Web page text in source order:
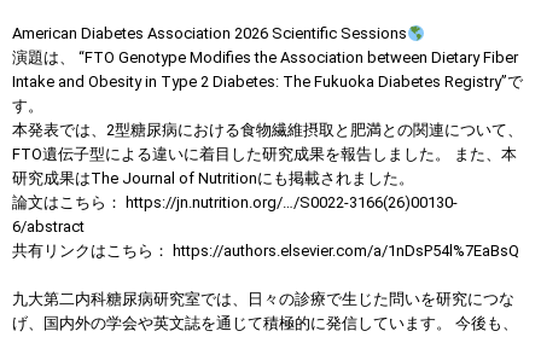
American Diabetes Association 2026 Scientific Sessions
演題は、 “FTO Genotype Modifies the Association between Dietary Fiber
Intake and Obesity in Type 2 Diabetes: The Fukuoka Diabetes Registry”で
す。
本発表では、2型糖尿病における食物繊維摂取と肥満との関連について、
FTO遺伝子型による違いに着目した研究成果を報告しました。 また、本
研究成果はThe Journal of Nutritionにも掲載されました。
論文はこちら： https://jn.nutrition.org/…/S0022-3166(26)00130-
6/abstract
共有リンクはこちら： https://authors.elsevier.com/a/1nDsP54l%7EaBsQ
九大第二内科糖尿病研究室では、日々の診療で生じた問いを研究につな
げ、国内外の学会や英文誌を通じて積極的に発信しています。 今後も、